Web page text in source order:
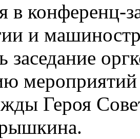
в конференц-
и
заседание
Героя